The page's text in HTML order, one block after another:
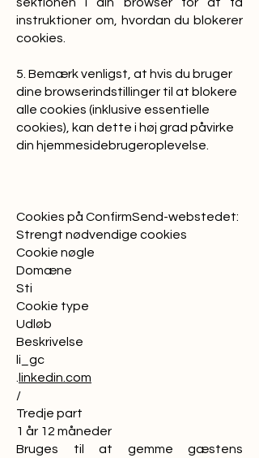
instruktioner om, hvordan du blokerer
cookies.
5. Bemærk venligst, at hvis du bruger
dine browserindstillinger til at blokere
alle cookies (inklusive essentielle
cookies), kan dette i høj grad påvirke
din hjemmesidebrugeroplevelse.
Cookies på ConfirmSend-webstedet:
Strengt nødvendige cookies
Cookie nøgle
Domæne
Sti
Cookie type
Udløb
Beskrivelse
li_gc
linkedin.com
/
Tredje part
1 år 12 måneder
Bruges til at gemme gæstens